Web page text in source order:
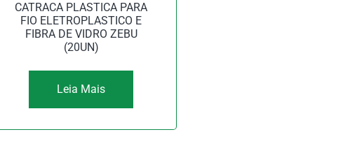
CATRACA PLASTICA PARA
FIO ELETROPLASTICO E
FIBRA DE VIDRO ZEBU
(20UN)
Leia Mais